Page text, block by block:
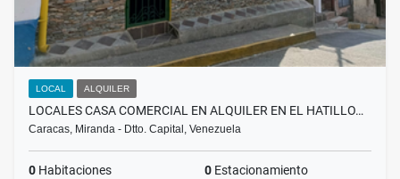
LOCAL ALQUILER
LOCALES CASA COMERCIAL EN ALQUILER EN EL HATILLO…
Caracas, Miranda - Dtto. Capital, Venezuela
0 Habitaciones 0 Estacionamiento